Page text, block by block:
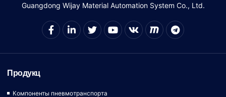
Guangdong Wijay Material Automation System Co., Ltd.
Продукц
Компоненты пневмотранспорта